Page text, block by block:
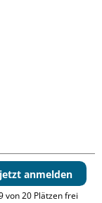
jetzt anmelden
von 20 Plätzen frei